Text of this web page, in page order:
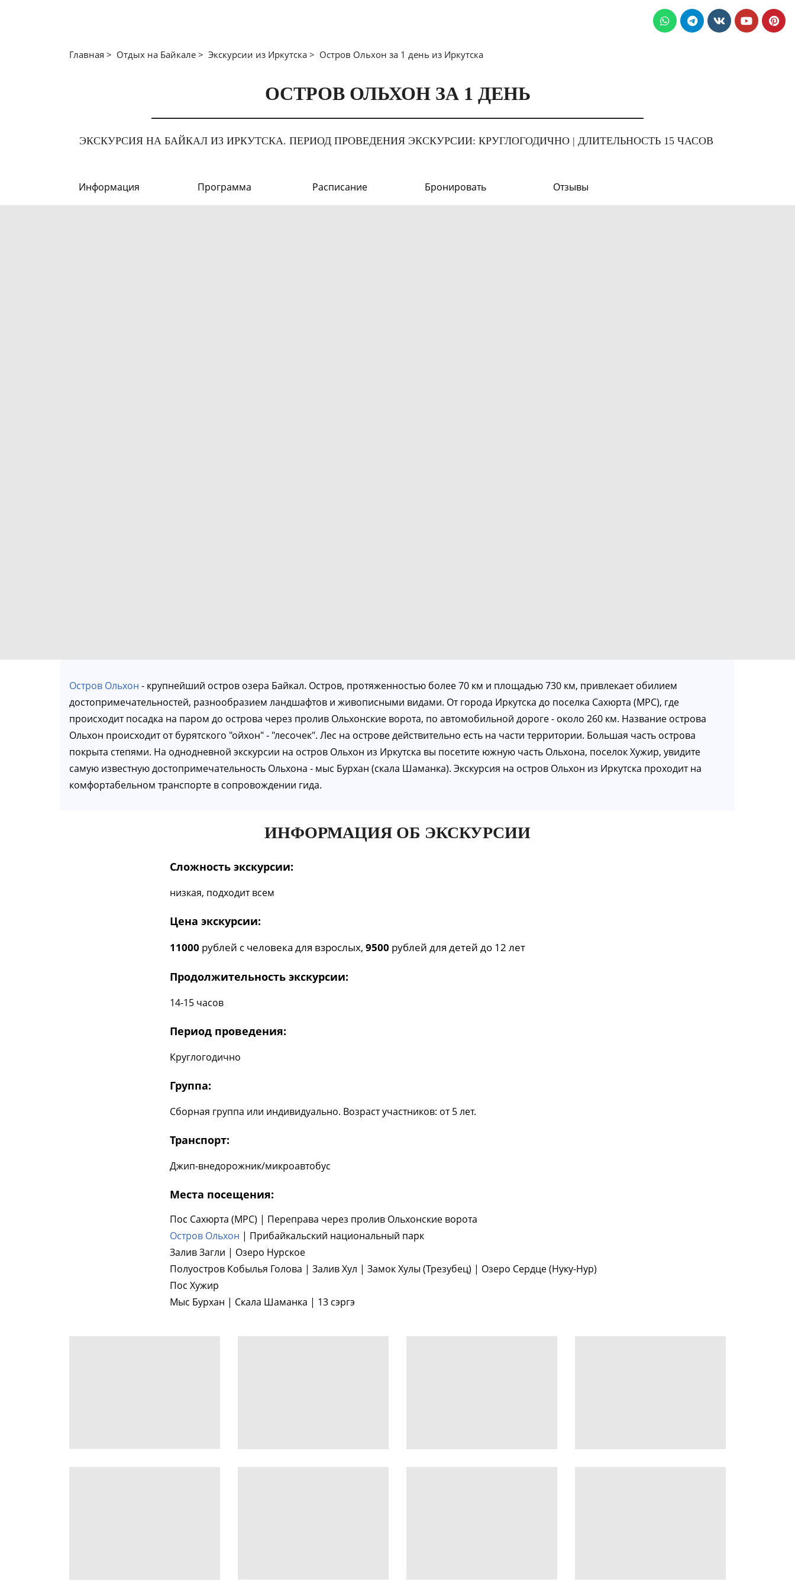
Главная > Отдых на Байкале > Экскурсии из Иркутска > Остров Ольхон за 1 день из Иркутска
ОСТРОВ ОЛЬХОН ЗА 1 ДЕНЬ
ЭКСКУРСИЯ НА БАЙКАЛ ИЗ ИРКУТСКА. ПЕРИОД ПРОВЕДЕНИЯ ЭКСКУРСИИ: КРУГЛОГОДИЧНО | ДЛИТЕЛЬНОСТЬ 15 ЧАСОВ
Информация Программа Расписание Бронировать Отзывы
Остров Ольхон - крупнейший остров озера Байкал. Остров, протяженностью более 70 км и площадью 730 км, привлекает обилием
достопримечательностей, разнообразием ландшафтов и живописными видами. От города Иркутска до поселка Сахюрта (МРС), где
происходит посадка на паром до острова через пролив Ольхонские ворота, по автомобильной дороге - около 260 км. Название острова
Ольхон происходит от бурятского "ойхон" - "лесочек". Лес на острове действительно есть на части территории. Большая часть острова
покрыта степями. На однодневной экскурсии на остров Ольхон из Иркутска вы посетите южную часть Ольхона, поселок Хужир, увидите
самую известную достопримечательность Ольхона - мыс Бурхан (скала Шаманка). Экскурсия на остров Ольхон из Иркутска проходит на
комфортабельном транспорте в сопровождении гида.
ИНФОРМАЦИЯ ОБ ЭКСКУРСИИ
Сложность экскурсии:
низкая, подходит всем
Цена экскурсии:
11000 рублей с человека для взрослых, 9500 рублей для детей до 12 лет
Продолжительность экскурсии:
14-15 часов
Период проведения:
Круглогодично
Группа:
Сборная группа или индивидуально. Возраст участников: от 5 лет.
Транспорт:
Джип-внедорожник/микроавтобус
Места посещения:
Пос Сахюрта (МРС) | Переправа через пролив Ольхонские ворота
Остров Ольхон | Прибайкальский национальный парк
Залив Загли | Озеро Нурское
Полуостров Кобылья Голова | Залив Хул | Замок Хулы (Трезубец) | Озеро Сердце (Нуку-Нур)
Пос Хужир
Мыс Бурхан | Скала Шаманка | 13 сэргэ